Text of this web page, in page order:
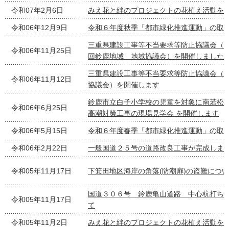
令和07年2月6日 みえ花と絆のプロジェクトの花植え活動を
令和06年12月9日 令和６年度秋季「都市緑化推進運動」の取
令和06年11月25日
三重県建設工事等不当要求等防止協議会（
回鈴鹿地域 地域協議会）を開催しました
令和06年11月12日
三重県建設工事等不当要求等防止協議会
協議会）を開催します
令和06年6月25日
鈴鹿市立白子小学校の児童を対象に南若松
高潮対策工事の現場見学会 を開催します
令和06年5月15日 令和６年度春季「都市緑化推進運動」の取
令和06年2月22日 一般国道２５号の道路改良工事が完成しま
令和05年11月17日 下箕田地区海岸の角落(防潮扉)の盗難につ
令和05年11月17日
国道３０６号 鈴鹿亀山道路 中心杭打ち
て
令和05年11月2日 みえ花と絆のプロジェクトの花植え活動を